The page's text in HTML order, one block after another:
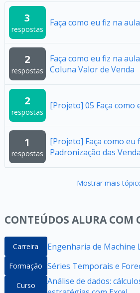
3
respostas
Faça como eu fiz na aula
2
respostas
Faça como eu fiz na
Coluna Valor de Venda
2
respostas
[Projeto] 05 Faça como
1
respostas
[Projeto] Faça como eu
Padronização das
Mostrar mais
CONTEÚDOS ALURA COM
Carreira Engenharia de Machine
Formação Séries Temporais e
Curso
Análise de dados: